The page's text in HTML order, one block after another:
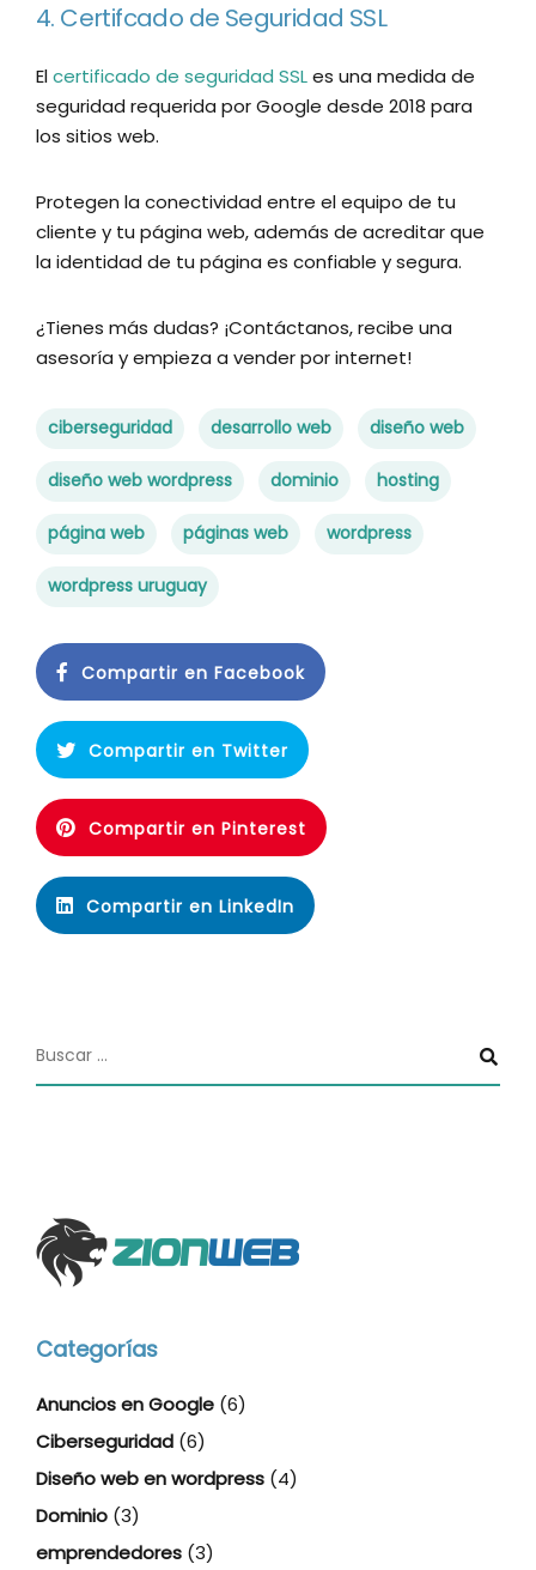
4. Certifcado de Seguridad SSL
Elcertificado de seguridad SSLes una medida de
seguridad requerida por Google desde 2018 para
los sitios web.
Protegen la conectividad entre el equipo de tu
cliente y tu página web, además de acreditar que
la identidad de tu página es confiable y segura.
¿Tienes más dudas? ¡Contáctanos, recibe una
asesoría y empieza a vender por internet!
ciberseguridad desarrollo web diseño web
diseño web wordpress dominio hosting
página web páginas web wordpress
wordpress uruguay
Compartir en Facebook
Compartir en Twitter
Compartir en Pinterest
Compartir en LinkedIn
Categorías
Anuncios en Google (6)
Ciberseguridad (6)
Diseño web en wordpress (4)
Dominio (3)
emprendedores (3)